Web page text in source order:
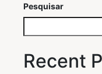
Pesquisar
Recent